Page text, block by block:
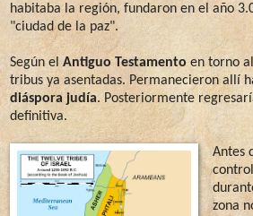
habitaba la región, fundaron en el año
"ciudad de la paz".
Según elAntiguo Testamento en torno
tribus ya asentadas. Permanecieron allí
diáspora judía. Posteriormente
definitiva.
Antes
zona